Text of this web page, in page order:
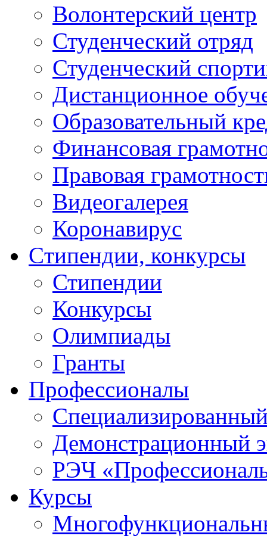
Волонтерский центр
Студенческий отряд
Студенческий
Дистанционное
Образовательный
Финансовая
Правовая
Видеогалерея
Коронавирус
Cтипендии, конкурсы
Стипендии
Конкурсы
Олимпиады
Гранты
Профессионалы
Демонстрационный
РЭЧ
Курсы